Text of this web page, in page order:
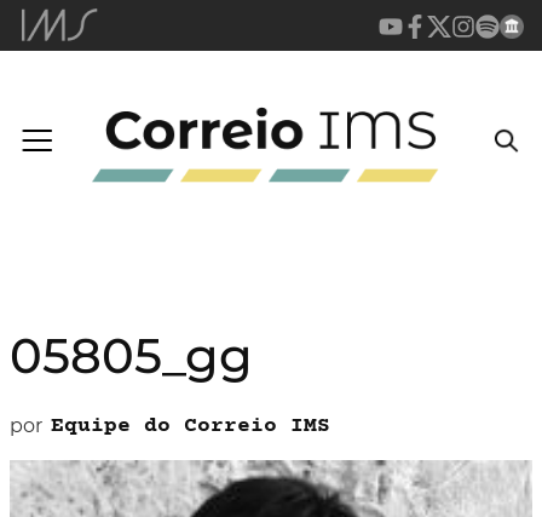
05805_gg
por Equipe do Correio IMS